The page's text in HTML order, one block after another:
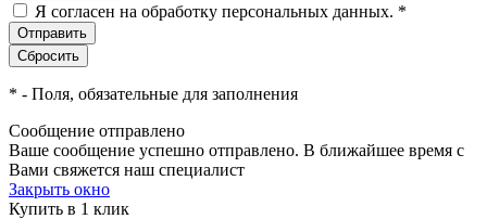
Я согласен на обработку персональных данных. *
* - Поля, обязательные для заполнения
Сообщение отправлено
Ваше сообщение успешно отправлено. В ближайшее время с
Вами свяжется наш специалист
Закрыть окно
Купить в 1 клик